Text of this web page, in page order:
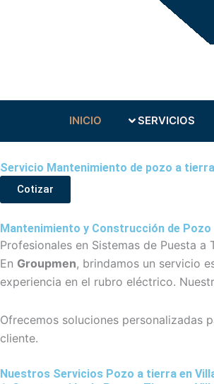
INICIO SERVICIOS
Servicio Mantenimiento de pozo a
Cotizar
Mantenimiento y Construcción de
Profesionales en Sistemas de Puesta
En Groupmen, brindamos un servicio
experiencia en el rubro eléctrico.
Ofrecemos soluciones personalizadas
cliente.
Nuestros Servicios Pozo a tierra en